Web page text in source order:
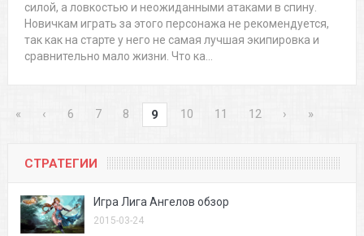
силой, а ловкостью и неожиданными атаками в спину.
Новичкам играть за этого персонажа не рекомендуется,
так как на старте у него не самая лучшая экипировка и
сравнительно мало жизни. Что ка...
« ‹ 6 7 8 9 10 11 12 › »
СТРАТЕГИИ
Игра Лига Ангелов обзор
2015-03-24